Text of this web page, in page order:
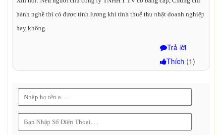
hành nghề thì có được tính lương khi tính thuế thu nhật doanh nghiệp
hay không
Trả lời
Thích (1)